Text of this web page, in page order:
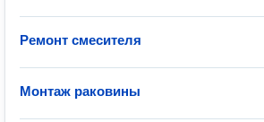
Ремонт смесителя
Монтаж раковины